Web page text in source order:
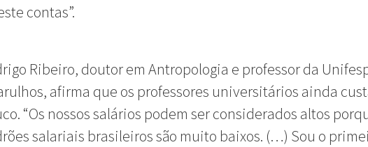
contas”.
Ribeiro, doutor em Antropologia e professor da
afirma que os professores universitários ainda
“Os nossos salários podem ser considerados altos
salariais brasileiros são muito baixos. (…) Sou o